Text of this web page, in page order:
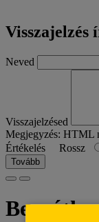
Visszajelzés
Neved
Visszajelzésed
Megjegyzés: HTML
Értékelés Rossz
Tovább